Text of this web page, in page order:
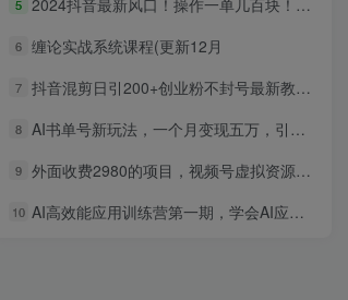
5
6 缠论实战系统课程(更新12月
7 抖音混剪日引200+创业粉不封号最新教程！“割韭菜”日稳定变现5000+！
8 AI书单号新玩法，一个月变现五万，引爆流量收益
9 外面收费2980的项目，视频号虚拟资源掘金，一单69元单月收益过万
10 AI高效能应用训练营第一期，学会AI应用力，从提问到驾驭，做AI时代的领航者